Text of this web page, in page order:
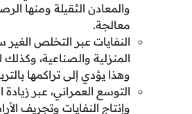
والمعادن الثقيلة ومنها
معالجة.
النفايات عبر التخلص الغير
المنزلية والصناعية، وكذلك
وهذا يؤدي إلى تراكمها
التوسع العمراني، عبر زيادة
وإنتاج النفايات وتجريف